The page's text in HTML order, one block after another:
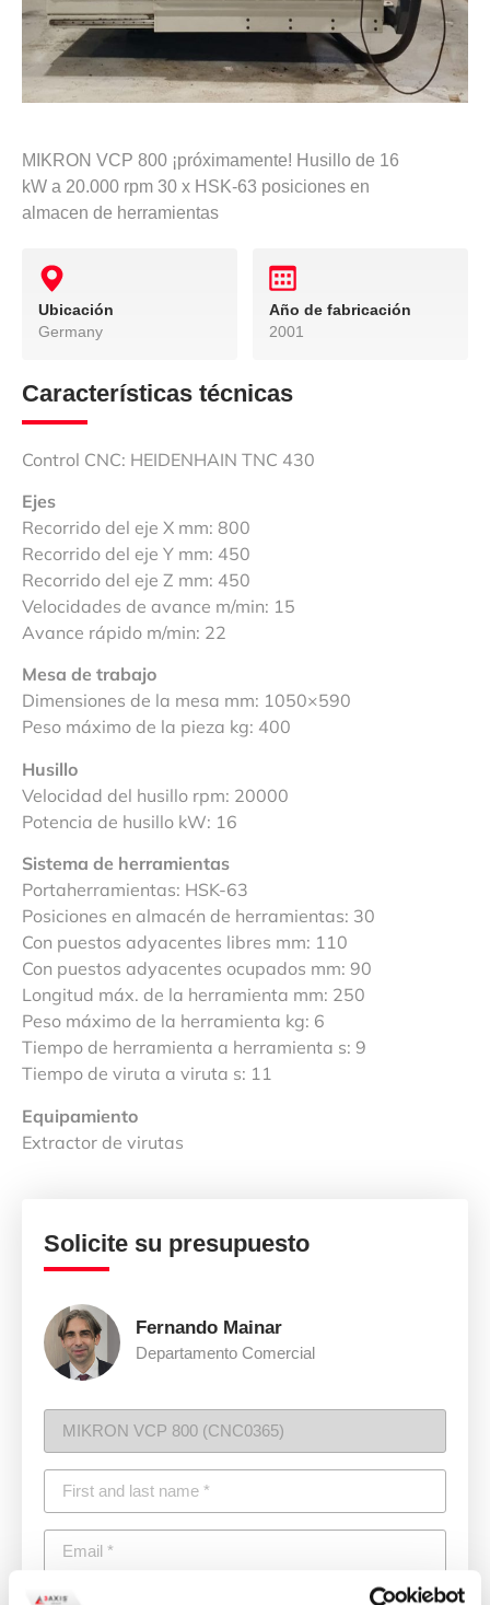
MIKRON VCP 800 ¡próximamente! Husillo de 16
kW a 20.000 rpm 30 x HSK-63 posiciones en
almacen de herramientas
Ubicación
Germany
Año de fabricación
2001
Características técnicas
Control CNC: HEIDENHAIN TNC 430
Ejes
Recorrido del eje X mm: 800
Recorrido del eje Y mm: 450
Recorrido del eje Z mm: 450
Velocidades de avance m/min: 15
Avance rápido m/min: 22
Mesa de trabajo
Dimensiones de la mesa mm: 1050×590
Peso máximo de la pieza kg: 400
Husillo
Velocidad del husillo rpm: 20000
Potencia de husillo kW: 16
Sistema de herramientas
Portaherramientas: HSK-63
Posiciones en almacén de herramientas: 30
Con puestos adyacentes libres mm: 110
Con puestos adyacentes ocupados mm: 90
Longitud máx. de la herramienta mm: 250
Peso máximo de la herramienta kg: 6
Tiempo de herramienta a herramienta s: 9
Tiempo de viruta a viruta s: 11
Equipamiento
Extractor de virutas
Solicite su presupuesto
Fernando Mainar
Departamento Comercial